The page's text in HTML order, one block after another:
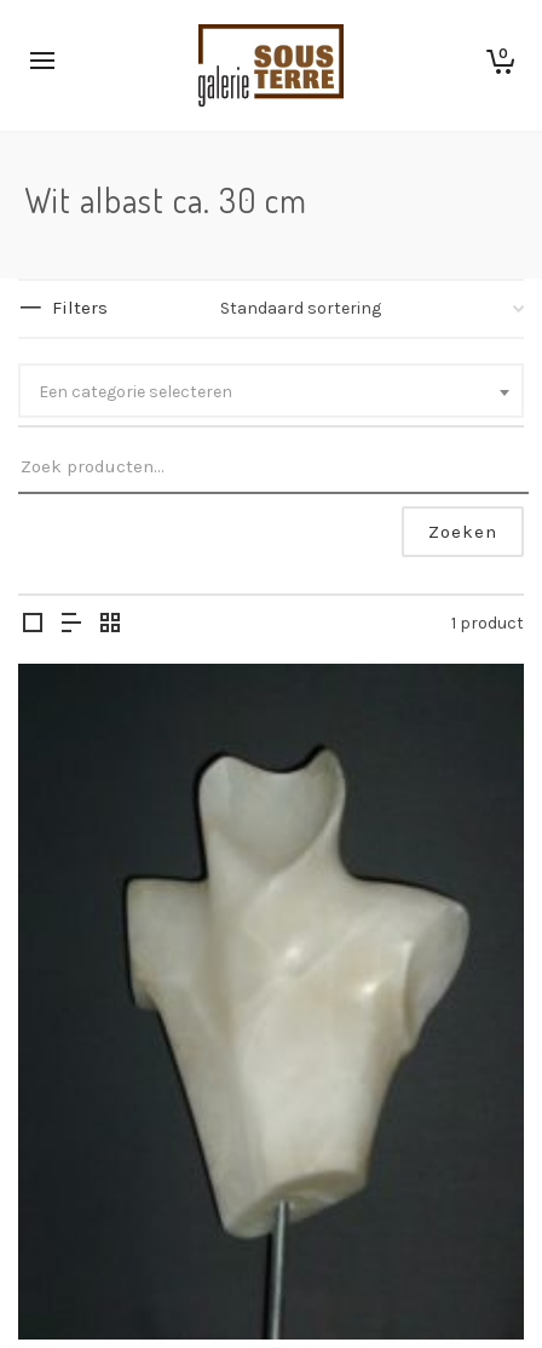
0
Wit albast ca. 30 cm
Filters
Een categorie selecteren
Zoeken
1 product